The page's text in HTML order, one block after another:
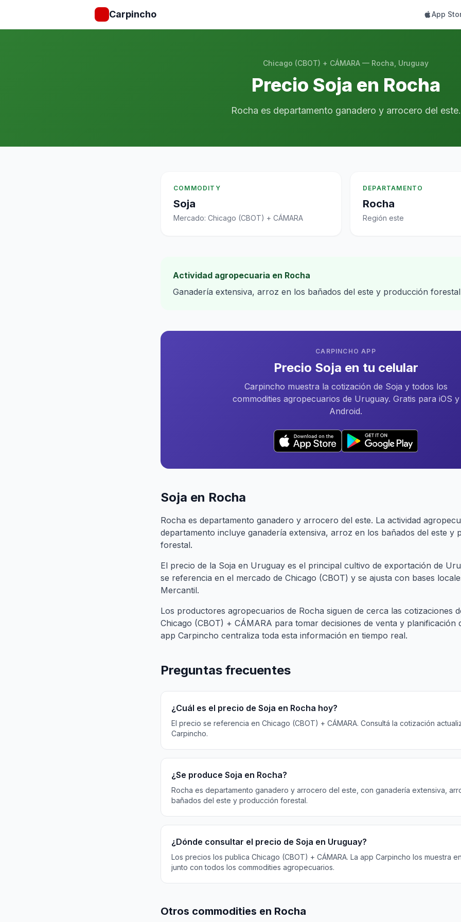
Carpincho App
Chicago (CBOT) + CÁMARA — Rocha, Uruguay
Precio Soja en Rocha
Rocha es departamento ganadero y arrocero del este.
COMMODITY
Soja
Mercado: Chicago (CBOT) + CÁMARA
DEPARTAMENTO
Rocha
Región este
Actividad agropecuaria en Rocha
Ganadería extensiva, arroz en los bañados del este y producción
CARPINCHO APP
Precio Soja en tu celular
Carpincho muestra la cotización de Soja y todos los
commodities agropecuarios de Uruguay. Gratis para iOS y
Android.
Soja en Rocha
Rocha es departamento ganadero y arrocero del este. La actividad
departamento incluye ganadería extensiva, arroz en los bañados del este y
forestal.
El precio de la Soja en Uruguay es el principal cultivo de exportación de
se referencia en el mercado de Chicago (CBOT) y se ajusta con bases
Mercantil.
Los productores agropecuarios de Rocha siguen de cerca las cotizaciones
Chicago (CBOT) + CÁMARA para tomar decisiones de venta y planificación
app Carpincho centraliza toda esta información en tiempo real.
Preguntas frecuentes
¿Cuál es el precio de Soja en Rocha hoy?
El precio se referencia en Chicago (CBOT) + CÁMARA. Consultá la cotización
Carpincho.
¿Se produce Soja en Rocha?
Rocha es departamento ganadero y arrocero del este, con ganadería extensiva,
bañados del este y producción forestal.
¿Dónde consultar el precio de Soja en Uruguay?
Los precios los publica Chicago (CBOT) + CÁMARA. La app Carpincho los muestra
junto con todos los commodities agropecuarios.
Otros commodities en Rocha